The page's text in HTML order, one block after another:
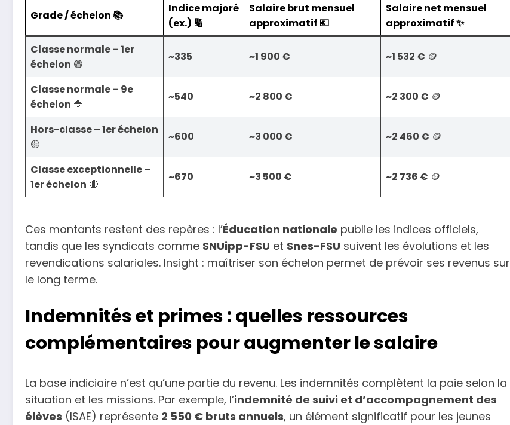
Grade / échelon 📚
Indice majoré
(ex.) 🔢
Salaire brut mensuel
approximatif 💶
Salaire net mensuel
approximatif ✨
Classe normale – 1er
échelon 🟢
~335 ~1 900 € ~1 532 € 🪙
Classe normale – 9e
échelon 🔷
~540 ~2 800 € ~2 300 € 🪙
Hors-classe – 1er échelon
🟡
~600 ~3 000 € ~2 460 € 🪙
Classe exceptionnelle –
1er échelon 🔴
~670 ~3 500 € ~2 736 € 🪙
Ces montants restent des repères : l’Éducation nationale publie les indices officiels,
tandis que les syndicats comme SNUipp-FSU et Snes-FSU suivent les évolutions et les
revendications salariales. Insight : maîtriser son échelon permet de prévoir ses revenus sur
le long terme.
Indemnités et primes : quelles ressources
complémentaires pour augmenter le salaire
La base indiciaire n’est qu’une partie du revenu. Les indemnités complètent la paie selon la
situation et les missions. Par exemple, l’indemnité de suivi et d’accompagnement des
élèves (ISAE) représente 2 550 € bruts annuels, un élément significatif pour les jeunes